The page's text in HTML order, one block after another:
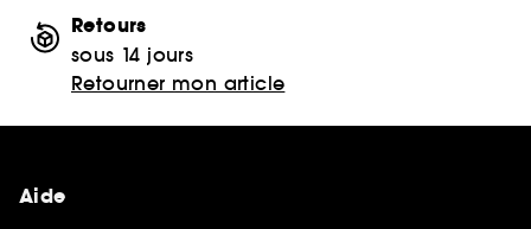
Retours
sous 14 jours
Retourner mon article
Aide